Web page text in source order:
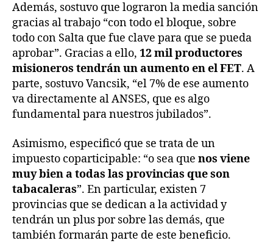
Además, sostuvo que lograron la media sanción
gracias al trabajo “con todo el bloque, sobre
todo con Salta que fue clave para que se pueda
aprobar”. Gracias a ello, 12 mil productores
misioneros tendrán un aumento en el FET. A
parte, sostuvo Vancsik, “el 7% de ese aumento
va directamente al ANSES, que es algo
fundamental para nuestros jubilados”.
Asimismo, especificó que se trata de un
impuesto coparticipable: “o sea que nos viene
muy bien a todas las provincias que son
tabacaleras”. En particular, existen 7
provincias que se dedican a la actividad y
tendrán un plus por sobre las demás, que
también formarán parte de este beneficio.